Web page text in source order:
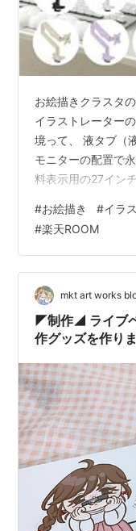
お絵描きクラスタ
イラストレーター
境って、 液タブ（
モニターの配置で
料表示用の27イン
グルモニターアー
ついに理想の作画
おいて一番大切な
このPS1S Waveは
対応とかなりタフ
#お絵描き #イラ
#楽天ROOM
mkt art works
◤制作◢ ライブ
作グッズを作り